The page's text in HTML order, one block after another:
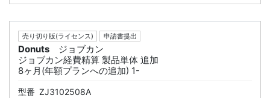
売り切り版(ライセンス) 申請書提出
Donuts
ジョブカン
ジョブカン経費精算 製品単体 追加
8ヶ月(年額プランへの追加) 1-
型番 ZJ3102508A